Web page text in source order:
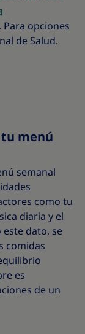
opciones
de Salud.
menú
semanal
como tu
diaria y el
dato, se
comidas
es
de un